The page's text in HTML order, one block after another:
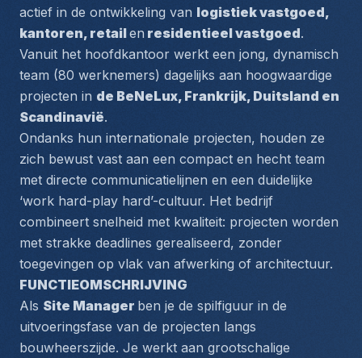
actief in de ontwikkeling van logistiek vastgoed,
kantoren, retail en residentieel vastgoed.
Vanuit het hoofdkantoor werkt een jong, dynamisch
team (80 werknemers) dagelijks aan hoogwaardige
projecten in de BeNeLux, Frankrijk, Duitsland en
Scandinavië.
Ondanks hun internationale projecten, houden ze
zich bewust vast aan een compact en hecht team
met directe communicatielijnen en een duidelijke
‘work hard-play hard’-cultuur. Het bedrijf
combineert snelheid met kwaliteit: projecten worden
met strakke deadlines gerealiseerd, zonder
toegevingen op vlak van afwerking of architectuur.
FUNCTIEOMSCHRIJVING
Als Site Manager ben je de spilfiguur in de
uitvoeringsfase van de projecten langs
bouwheerszijde. Je werkt aan grootschalige